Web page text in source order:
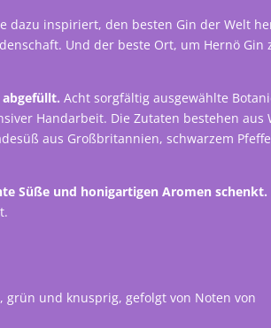
dazu inspiriert, den besten Gin der Welt
Und der beste Ort, um Hernö Gin
Acht sorgfältig ausgewählte
Handarbeit. Die Zutaten bestehen aus
aus Großbritannien, schwarzem
Süße und honigartigen Aromen schenkt.
grün und knusprig, gefolgt von Noten von